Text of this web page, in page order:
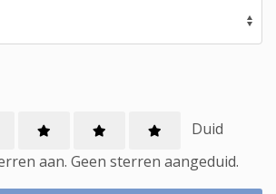
Duid
aan. Geen sterren aangeduid.